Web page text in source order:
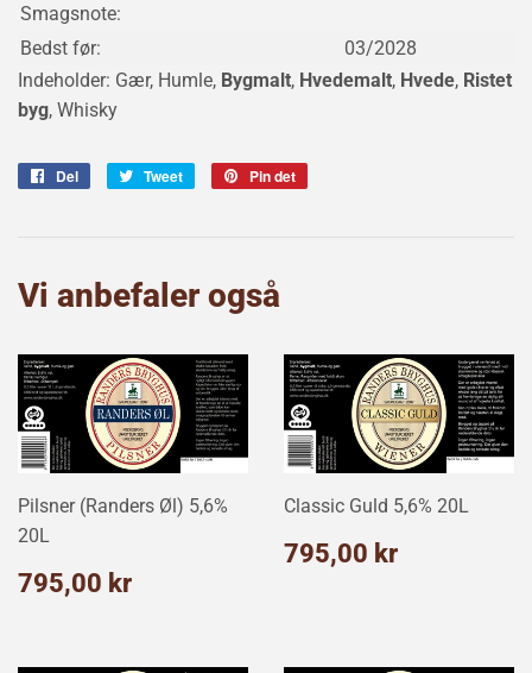
Smagsnote:
Bedst før:
03/2028
Indeholder: Gær, Humle, Bygmalt, Hvedemalt, Hvede, Ristet
byg, Whisky
Del Tweet
Tweet
Pin det
Vi anbefaler også
Pilsner (Randers Øl) 5,6%
20L
Normalpris
795,00 kr
Classic Guld 5,6% 20L
Normalpris
795,00 kr